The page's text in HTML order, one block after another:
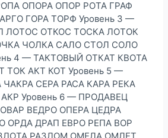
ОПОРА ОПОР РОТА ГРАФ
ГОРА ТОРФ Уровень 3 —
ЛОТОС ОТКОС ТОСКА ЛОТОК
ЧОЛКА САЛО СТОЛ СОЛО
4 — ТАКТОВЫЙ ОТКАТ КВОТА
ТОК АКТ КОТ Уровень 5 —
СЕРА РАСА КАРА РЕКА
Уровень 6 — ПРОДАВЕЦ
ВЕДРО ОПЕРА ЦЕДРА
ОРДА ДРАП ЕВРО РЕПА ВОР